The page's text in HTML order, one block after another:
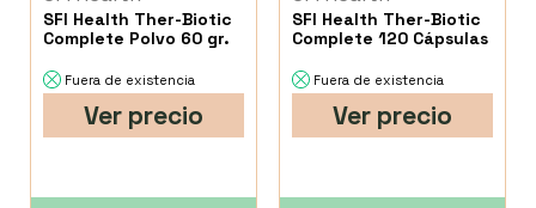
SFI Health Ther-Biotic
Complete Polvo 60 gr.
Fuera de existencia
Ver precio
SFI Health Ther-Biotic
Complete 120 Cápsulas
Fuera de existencia
Ver precio